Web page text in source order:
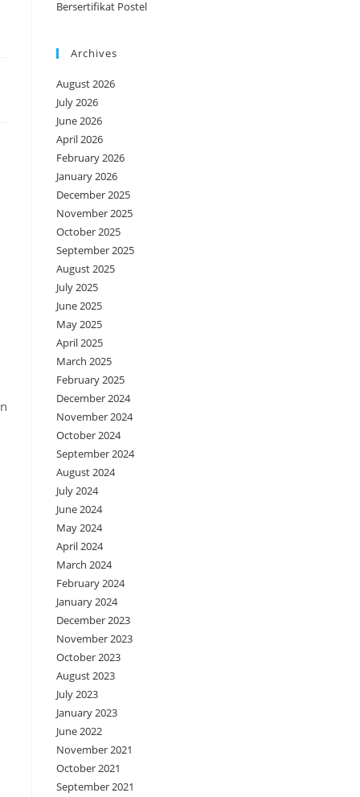
Bersertifikat Postel
Archives
August 2026
July 2026
June 2026
April 2026
February 2026
January 2026
December 2025
November 2025
October 2025
September 2025
August 2025
July 2025
June 2025
May 2025
April 2025
March 2025
February 2025
December 2024
November 2024
October 2024
September 2024
August 2024
July 2024
June 2024
May 2024
April 2024
March 2024
February 2024
January 2024
December 2023
November 2023
October 2023
August 2023
July 2023
January 2023
June 2022
November 2021
October 2021
September 2021